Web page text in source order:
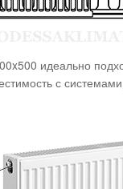
идеально
с